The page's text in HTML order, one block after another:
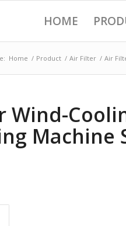
HOME
Home / Product / Air Filter / Air
Wind-
Machine